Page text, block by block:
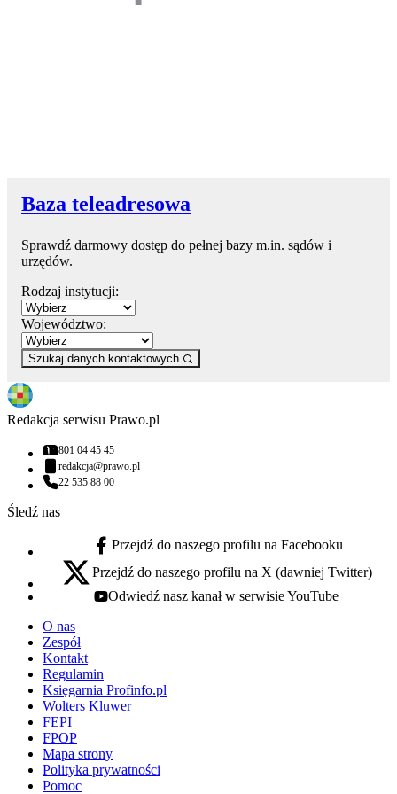
Baza teleadresowa
Sprawdź darmowy dostęp do pełnej bazy m.in. sądów i
urzędów.
Rodzaj instytucji:
Województwo:
Szukaj danych kontaktowych
Redakcja serwisu Prawo.pl
Numer telefonu:
801 04 45 45
Adres email:
redakcja@prawo.pl
Numer telefonu:
22 535 88 00
Śledź nas
facebook - otwiera się w nowej karcie
Przejdź do naszego profilu na Facebooku
x - otwiera się w nowej karcie
Przejdź do naszego profilu na X (dawniej Twitter)
youtube - otwiera się w nowej karcie
Odwiedź nasz kanał w serwisie YouTube
O nas
Zespół
Kontakt
Regulamin
Księgarnia Profinfo.pl
Wolters Kluwer
FEPI
FPOP
Mapa strony
Polityka prywatności
Pomoc